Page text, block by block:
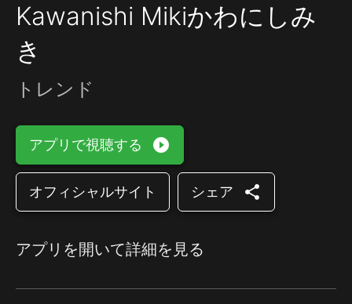
Kawanishi Mikiかわにしみ
き
トレンド
アプリで視聴する play_circle_filled
オフィシャルサイト シェア share
アプリを開いて詳細を見る